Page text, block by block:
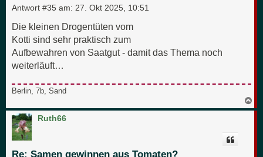
Antwort #35 am: 27. Okt 2025, 10:51
Die kleinen Drogentüten vom
Kotti sind sehr praktisch zum
Aufbewahren von Saatgut - damit das Thema noch
weiterläuft…
Berlin, 7b, Sand
a
Ruth66
Re: Samen gewinnen aus Tomaten?